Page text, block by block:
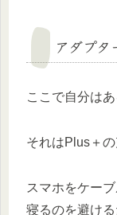
アダプタ
ここで自分は
それはPlus＋の
スマホをケー
寝るのを避け